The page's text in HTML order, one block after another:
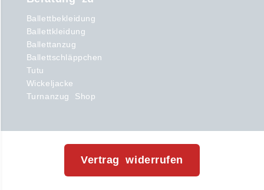
Support
zum Warenkorb
15% Rabatt für Tanzschulen
bis zu 8% Rabatt ab 300 €